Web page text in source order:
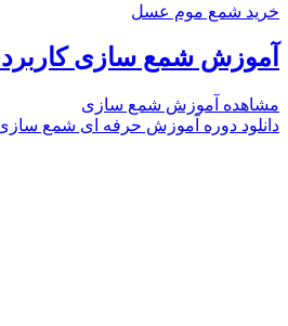
خرید شمع موم عسل
آموزش شمع سازی
مشاهده آموزش شمع سازی
دانلود دوره آموزش حرفه ای شمع